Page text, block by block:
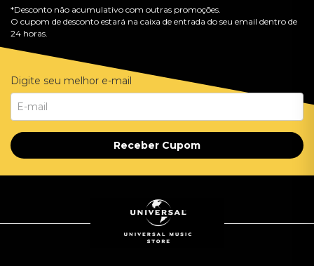
*Desconto não acumulativo com outras promoções.
O cupom de desconto estará na caixa de entrada do seu email dentro de
24 horas.
Digite seu melhor e-mail
Receber Cupom